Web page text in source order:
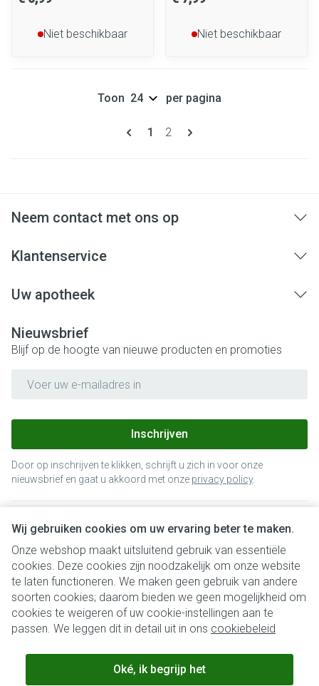
Wij gebruiken cookies om uw ervaring beter te maken.
Onze webshop maakt uitsluitend gebruik van essentiële
cookies. Deze cookies zijn noodzakelijk om onze website
te laten functioneren. We maken geen gebruik van andere
soorten cookies; daarom bieden we geen mogelijkheid om
cookies te weigeren of uw cookie-instellingen aan te
passen. We leggen dit in detail uit in ons cookiebeleid
Oké, ik begrijp het
Niet beschikbaar Niet beschikbaar
Pagina's
U lees momenteel pagina
1 Pagina
2
Toon per pagina
Neem contact met ons op
Klantenservice
Uw apotheek
Nieuwsbrief
Blijf op de hoogte van nieuwe producten en promoties
Inschrijven
Door op inschrijven te klikken, schrijft u zich in voor onze
nieuwsbrief en gaat u akkoord met onze privacy policy.
Juridische links